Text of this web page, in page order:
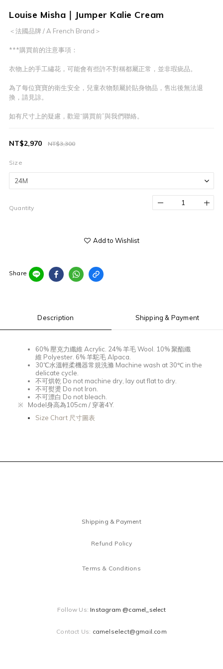
Louise Misha｜Jumper Kalie Cream
＜法國品牌 / A French Brand＞
***購買前的注意事項：
衣物上的手工繡花，可能會有些許不對稱都屬正常，並非瑕疵品。
為了每位寶寶的衛生安全，兒童衣物類屬於貼身物品，售出後無法退
換，請見諒。
如有尺寸上的疑慮，歡迎“購買前”與我們聯絡。
NT$3,300
NT$2,970
Size
Quantity
Add to Wishlist
Share
Description Shipping & Payment
60% 壓克力纖維 Acrylic. 24%羊毛Wool. 10%聚酯纖
維 Polyester. 6%羊駝毛 Alpaca.
30℃水溫輕柔機器常規洗滌 Machine wash at 30℃ in the
delicate cycle.
不可烘乾 Do not machine dry, lay out flat to dry.
不可熨燙 Do not Iron.
不可漂白 Do not bleach.
※ Model身高為105cm / 穿著4Y.
Size Chart 尺寸圖表
Shipping & Payment
Refund Policy
Terms & Conditions
Follow Us:Instagram @camel_select
Contact Us: camelselect@gmail.com